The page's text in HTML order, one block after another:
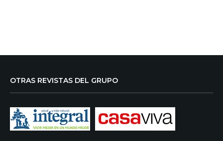
OTRAS REVISTAS DEL GRUPO